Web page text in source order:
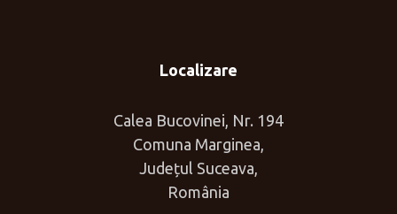
Localizare
Calea Bucovinei, Nr. 194
Comuna Marginea,
Județul Suceava,
România